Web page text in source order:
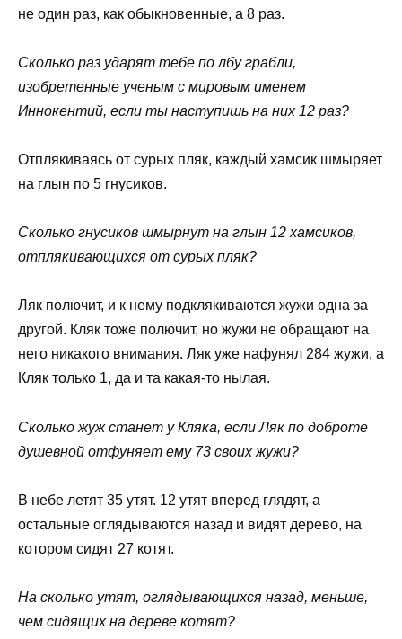
не один раз, как обыкновенные, а 8 раз.
Сколько раз ударят тебе по лбу грабли,
изобретенные ученым с мировым именем
Иннокентий, если ты наступишь на них 12 раз?
Отплякиваясь от сурых пляк, каждый хамсик шмыряет
на глын по 5 гнусиков.
Сколько гнусиков шмырнут на глын 12 хамсиков,
отплякивающихся от сурых пляк?
Ляк полючит, и к нему подклякиваются жужи одна за
другой. Кляк тоже полючит, но жужи не обращают на
него никакого внимания. Ляк уже нафунял 284 жужи, а
Кляк только 1, да и та какая-то нылая.
Сколько жуж станет у Кляка, если Ляк по доброте
душевной отфуняет ему 73 своих жужи?
В небе летят 35 утят. 12 утят вперед глядят, а
остальные оглядываются назад и видят дерево, на
котором сидят 27 котят.
На сколько утят, оглядывающихся назад, меньше,
чем сидящих на дереве котят?